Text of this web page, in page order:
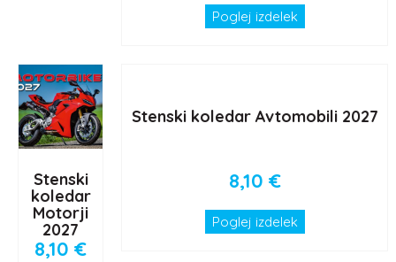
Poglej izdelek
Stenski
koledar
Motorji
2027
8,10 €
Stenski koledar Avtomobili 2027
8,10 €
Poglej izdelek